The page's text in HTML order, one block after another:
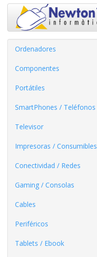
Ordenadores
Componentes
Portátiles
SmartPhones / Teléfonos
Televisor
Impresoras / Consumibles
Conectividad / Redes
Gaming / Consolas
Cables
Periféricos
Tablets / Ebook